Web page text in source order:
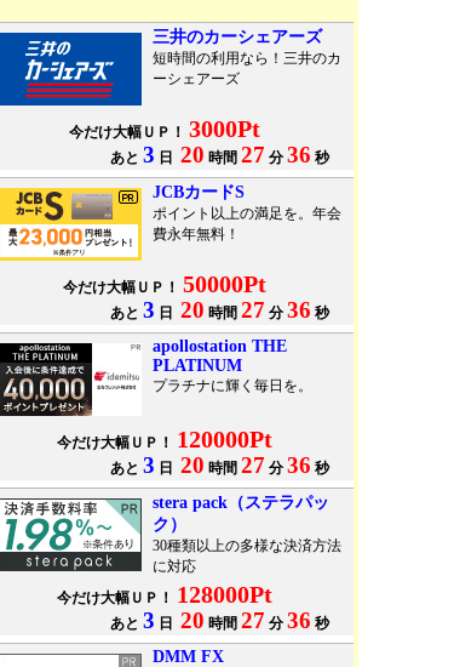
三井のカーシェアーズ
短時間の利用なら！三井のカ
ーシェアーズ
今だけ大幅ＵＰ！ 3000Pt
あと 3 日 20 時間 27 分 36 秒
JCBカードS
ポイント以上の満足を。年会
費永年無料！
今だけ大幅ＵＰ！ 50000Pt
あと 3 日 20 時間 27 分 36 秒
apollostation THE
PLATINUM
プラチナに輝く毎日を。
今だけ大幅ＵＰ！ 120000Pt
あと 3 日 20 時間 27 分 36 秒
stera pack（ステラパッ
ク）
30種類以上の多様な決済方法
に対応
今だけ大幅ＵＰ！ 128000Pt
あと 3 日 20 時間 27 分 36 秒
DMM FX